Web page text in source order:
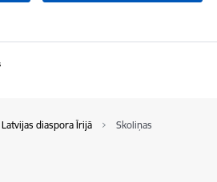
Latvijas diaspora Īrijā Skoliņas